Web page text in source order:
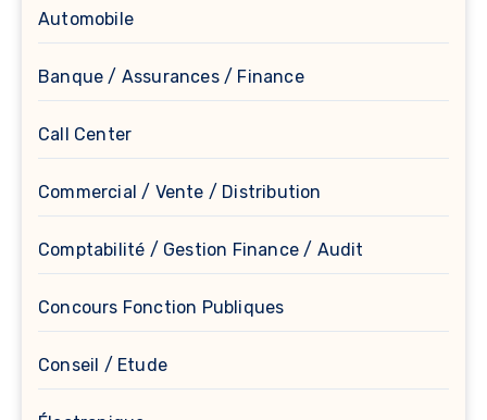
Automobile
Banque / Assurances / Finance
Call Center
Commercial / Vente / Distribution
Comptabilité / Gestion Finance / Audit
Concours Fonction Publiques
Conseil / Etude